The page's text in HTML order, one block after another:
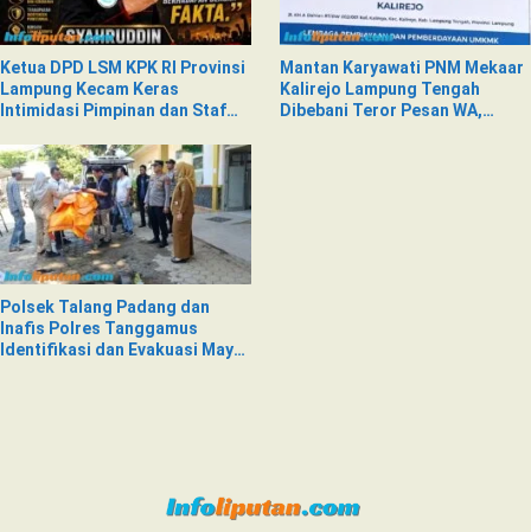
Ketua DPD LSM KPK RI Provinsi
Lampung Kecam Keras
Intimidasi Pimpinan dan Staf
Nad
Mantan Karyawati PNM Mekaar
Kalirejo Lampung Tengah
Dibebani Teror Pesan WA,
Polsek Talang Padang dan
Inafis Polres Tanggamus
Identifikasi dan Evakuasi Mayat